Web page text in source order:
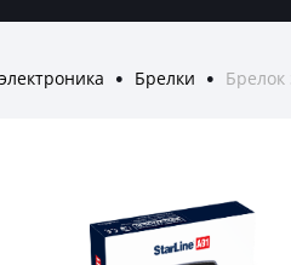
● Брелки ● Брелок